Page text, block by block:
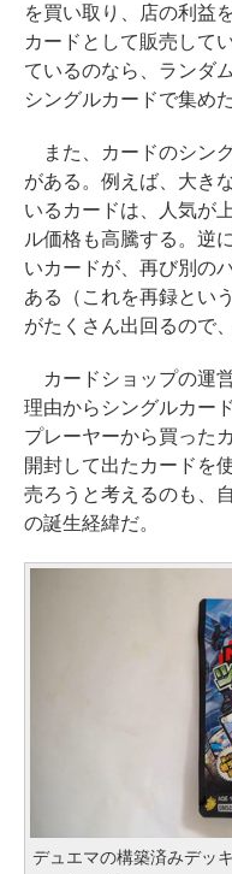
を買い取り、店の利益
カードとして販売して
ているのなら、ランダ
シングルカードで集め
また、カードのシン
がある。例えば、大き
いるカードは、人気が
ル価格も高騰する。逆
いカードが、再び別の
ある（これを再録とい
がたくさん出回るので
カードショップの運
理由からシングルカー
プレーヤーから買った
開封して出たカードを
売ろうと考えるのも、
の誕生経緯だ。
デュエマの構築済みデッ